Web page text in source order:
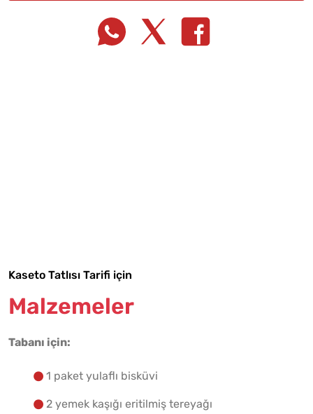
Kaseto Tatlısı Tarifi için
Malzemeler
Tabanı için:
1 paket yulaflı bisküvi
2 yemek kaşığı eritilmiş tereyağı